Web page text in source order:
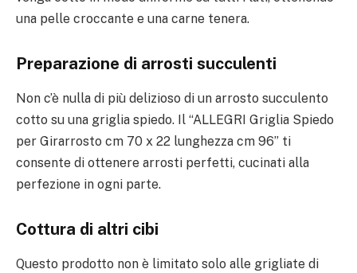
una pelle croccante e una carne tenera.
Preparazione di arrosti succulenti
Non c’è nulla di più delizioso di un arrosto succulento
cotto su una griglia spiedo. Il “ALLEGRI Griglia Spiedo
per Girarrosto cm 70 x 22 lunghezza cm 96” ti
consente di ottenere arrosti perfetti, cucinati alla
perfezione in ogni parte.
Cottura di altri cibi
Questo prodotto non è limitato solo alle grigliate di